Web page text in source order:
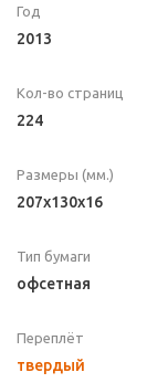
Год
2013
Кол-во страниц
224
Размеры (мм.)
207x130x16
Тип бумаги
офсетная
Переплёт
твердый